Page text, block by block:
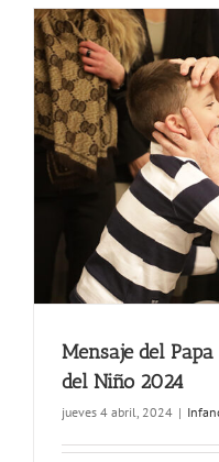
Mensaje del
del Niño 2024
jueves 4 abril, 2024 |